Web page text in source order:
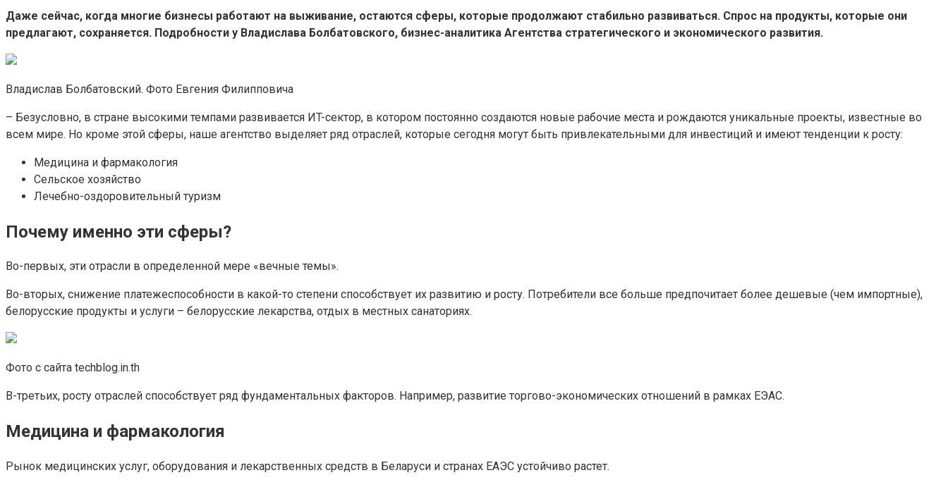
Даже сейчас, когда многие бизнесы работают на выживание, остаются сферы, которые продолжают стабильно развиваться. Спрос на продукты, которые они
предлагают, сохраняется. Подробности у Владислава Болбатовского, бизнес-аналитика Агентства стратегического и экономического развития.
Владислав Болбатовский. Фото Евгения Филипповича
– Безусловно, в стране высокими темпами развивается ИT-сектор, в котором постоянно создаются новые рабочие места и рождаются уникальные проекты, известные во
всем мире. Но кроме этой сферы, наше агентство выделяет ряд отраслей, которые сегодня могут быть привлекательными для инвестиций и имеют тенденции к росту:
Медицина и фармакология
Сельское хозяйство
Лечебно-оздоровительный туризм
Почему именно эти сферы?
Во-первых, эти отрасли в определенной мере «вечные темы».
Во-вторых, снижение платежеспособности в какой-то степени способствует их развитию и росту. Потребители все больше предпочитает более дешевые (чем импортные),
белорусские продукты и услуги – белорусские лекарства, отдых в местных санаториях.
Фото с сайта techblog.in.th
В-третьих, росту отраслей способствует ряд фундаментальных факторов. Например, развитие торгово-экономических отношений в рамках ЕЭАС.
Медицина и фармакология
Рынок медицинских услуг, оборудования и лекарственных средств в Беларуси и странах ЕАЭС устойчиво растет.